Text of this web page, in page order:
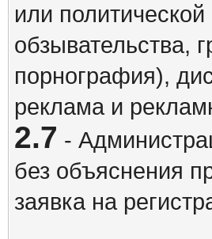
или
обзывательства,
порнография),
реклама и
2.7 -
без объяснения
заявка на